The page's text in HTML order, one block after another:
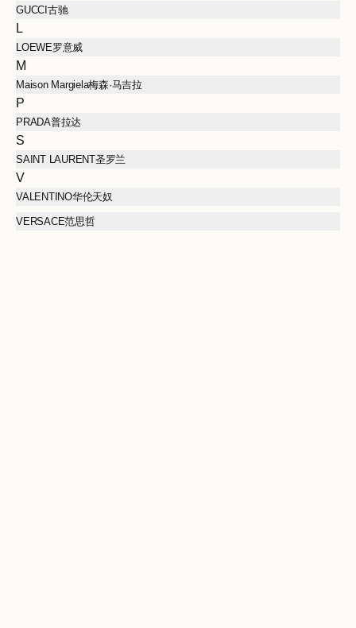
GUCCI古驰
L
LOEWE罗意威
M
Maison Margiela梅森·马吉拉
P
PRADA普拉达
S
SAINT LAURENT圣罗兰
V
VALENTINO华伦天奴
VERSACE范思哲